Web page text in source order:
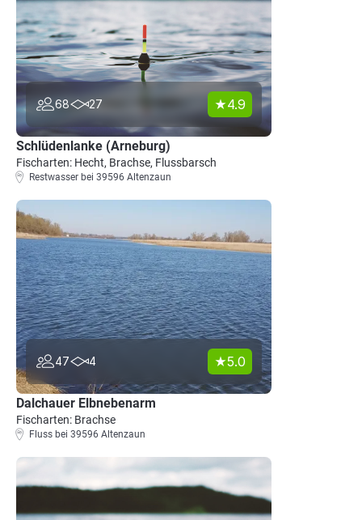
68 27 4.9
Schlüdenlanke (Arneburg)
Fischarten: Hecht, Brachse, Flussbarsch
Restwasser bei 39596 Altenzaun
47 4 5.0
Dalchauer Elbnebenarm
Fischarten: Brachse
Fluss bei 39596 Altenzaun